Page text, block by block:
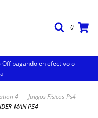
0
Off pagando en efectivo o
4 - Juegos Físicos Ps4 -
MAN PS4